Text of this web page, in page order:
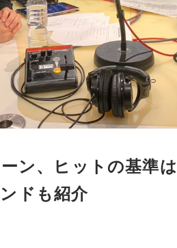
ン、ヒットの基準
ドも紹介